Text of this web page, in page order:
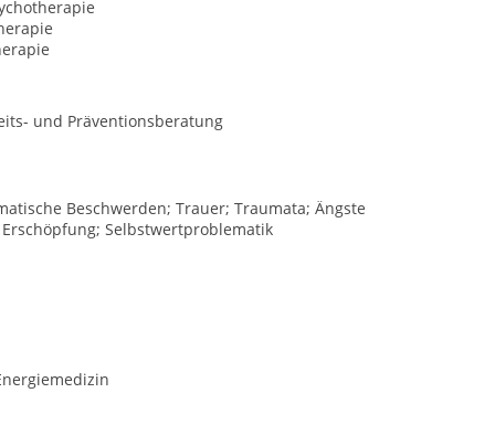
und Präventionsberatung
Beschwerden; Trauer; Traumata; Ängste
Selbstwertproblematik